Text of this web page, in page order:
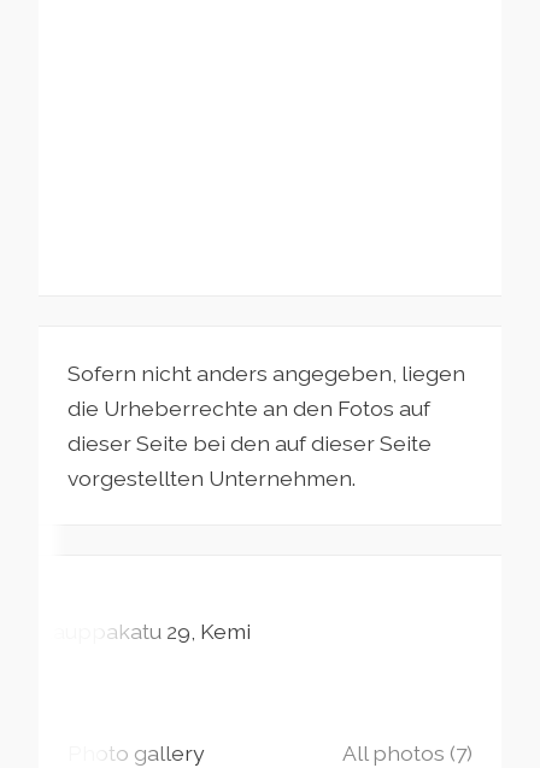
Sofern nicht anders angegeben, liegen
die Urheberrechte an den Fotos auf
dieser Seite bei den auf dieser Seite
vorgestellten Unternehmen.
Kauppakatu 29 Kemi
Photo gallery All photos (7)